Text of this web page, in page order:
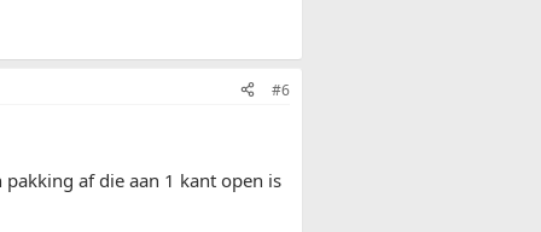
#6
pakking af die aan 1 kant open is